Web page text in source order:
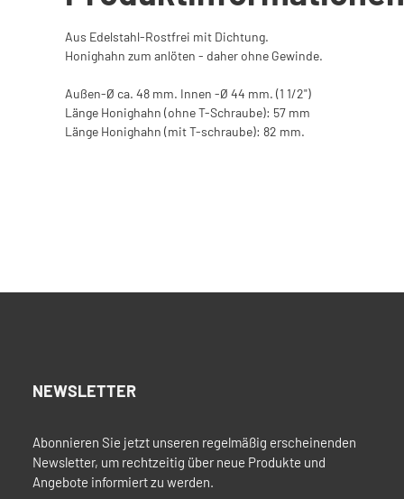
Aus Edelstahl-Rostfrei mit Dichtung.
Honighahn zum anlöten - daher ohne Gewinde.
Außen-Ø ca. 48 mm. Innen -Ø 44 mm. (1 1/2")
Länge Honighahn (ohne T-Schraube): 57 mm
Länge Honighahn (mit T-schraube): 82 mm.
NEWSLETTER
Abonnieren Sie jetzt unseren regelmäßig erscheinenden
Newsletter, um rechtzeitig über neue Produkte und
Angebote informiert zu werden.